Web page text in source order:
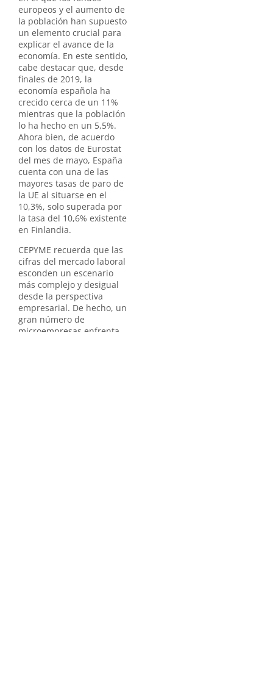
europeos y el aumento de
la población han supuesto
un elemento crucial para
explicar el avance de la
economía. En este sentido,
cabe destacar que, desde
finales de 2019, la
economía española ha
crecido cerca de un 11%
mientras que la población
lo ha hecho en un 5,5%.
Ahora bien, de acuerdo
con los datos de Eurostat
del mes de mayo, España
cuenta con una de las
mayores tasas de paro de
la UE al situarse en el
10,3%, solo superada por
la tasa del 10,6% existente
en Finlandia.
CEPYME recuerda que las
cifras del mercado laboral
esconden un escenario
más complejo y desigual
desde la perspectiva
empresarial. De hecho, un
gran número de
microempresas enfrenta